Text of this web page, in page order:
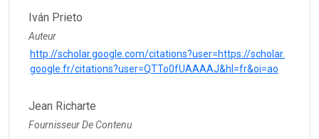
Iván Prieto
Auteur
http://scholar.google.com/citations?user=https://scholar.
google.fr/citations?user=QTTo0fUAAAAJ&hl=fr&oi=ao
Jean Richarte
Fournisseur De Contenu